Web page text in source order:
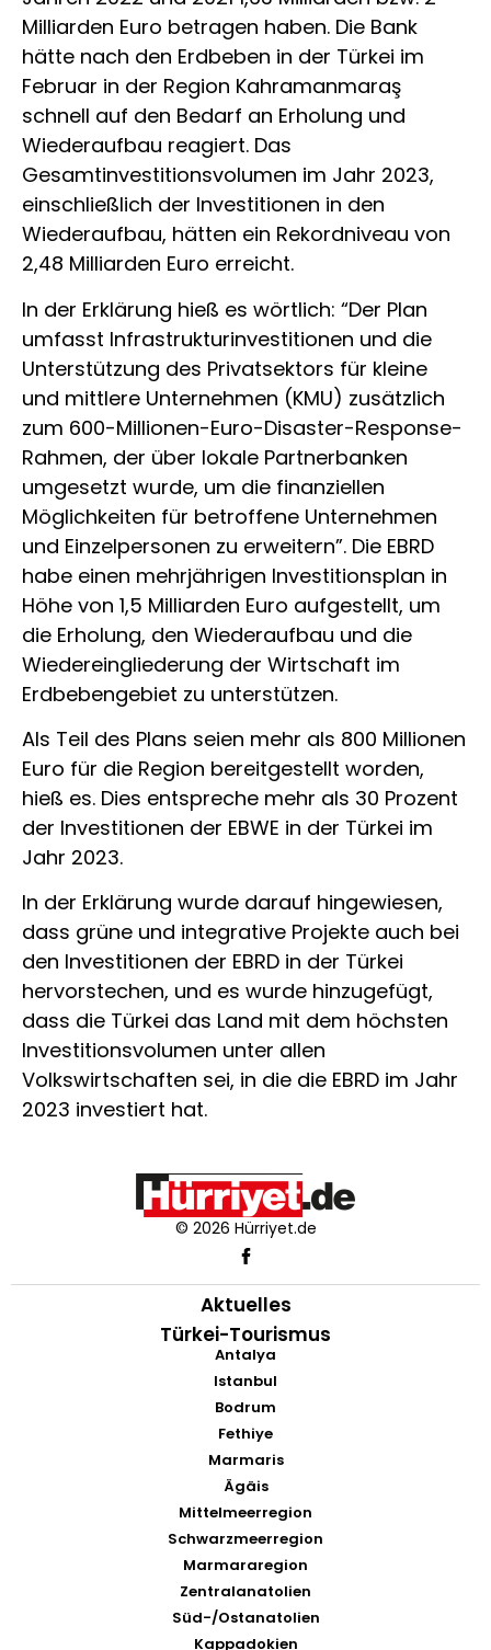
Milliarden Euro betragen haben. Die Bank
hätte nach den Erdbeben in der Türkei im
Februar in der Region Kahramanmaraş
schnell auf den Bedarf an Erholung und
Wiederaufbau reagiert. Das
Gesamtinvestitionsvolumen im Jahr 2023,
einschließlich der Investitionen in den
Wiederaufbau, hätten ein Rekordniveau von
2,48 Milliarden Euro erreicht.
In der Erklärung hieß es wörtlich: “Der Plan
umfasst Infrastrukturinvestitionen und die
Unterstützung des Privatsektors für kleine
und mittlere Unternehmen (KMU) zusätzlich
zum 600-Millionen-Euro-Disaster-Response-
Rahmen, der über lokale Partnerbanken
umgesetzt wurde, um die finanziellen
Möglichkeiten für betroffene Unternehmen
und Einzelpersonen zu erweitern”. Die EBRD
habe einen mehrjährigen Investitionsplan in
Höhe von 1,5 Milliarden Euro aufgestellt, um
die Erholung, den Wiederaufbau und die
Wiedereingliederung der Wirtschaft im
Erdbebengebiet zu unterstützen.
Als Teil des Plans seien mehr als 800 Millionen
Euro für die Region bereitgestellt worden,
hieß es. Dies entspreche mehr als 30 Prozent
der Investitionen der EBWE in der Türkei im
Jahr 2023.
In der Erklärung wurde darauf hingewiesen,
dass grüne und integrative Projekte auch bei
den Investitionen der EBRD in der Türkei
hervorstechen, und es wurde hinzugefügt,
dass die Türkei das Land mit dem höchsten
Investitionsvolumen unter allen
Volkswirtschaften sei, in die die EBRD im Jahr
2023 investiert hat.
© 2026 Hürriyet.de
Aktuelles
Türkei-Tourismus
Antalya
Istanbul
Bodrum
Fethiye
Marmaris
Ägäis
Mittelmeerregion
Schwarzmeerregion
Marmararegion
Zentralanatolien
Süd-/Ostanatolien
Kappadokien